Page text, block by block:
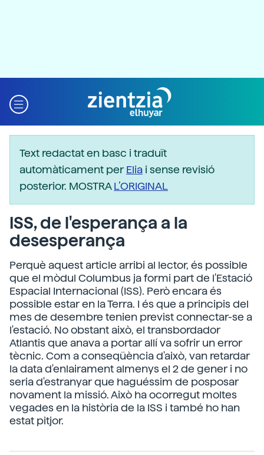
Text redactat en basc i traduït
automàticament perElia i sense revisió
posterior. MOSTRAL’ORIGINAL
ISS, de l'esperança a la
desesperança
Perquè aquest article arribi al lector, és possible
que el mòdul Columbus ja formi part de l'Estació
Espacial Internacional (ISS). Però encara és
possible estar en la Terra. I és que a principis del
mes de desembre tenien previst connectar-se a
l'estació. No obstant això, el transbordador
Atlantis que anava a portar allí va sofrir un error
tècnic. Com a conseqüència d'això, van retardar
la data d'enlairament almenys el 2 de gener i no
seria d'estranyar que haguéssim de posposar
novament la missió. Això ha ocorregut moltes
vegades en la història de la ISS i també ho han
estat pitjor.